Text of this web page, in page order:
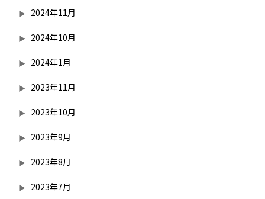
2024年11月
2024年10月
2024年1月
2023年11月
2023年10月
2023年9月
2023年8月
2023年7月